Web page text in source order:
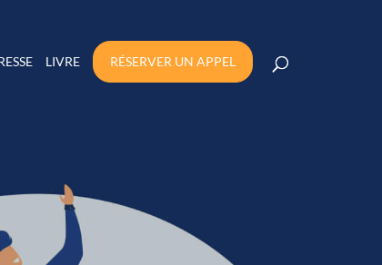
LIVRE RÉSERVER UN APPEL